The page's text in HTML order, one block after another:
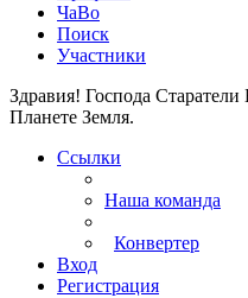
ЧаВо
Поиск
Участники
Здравия! Господа Старатели
Планете Земля.
Ссылки
Наша команда
Конвертер
Вход
Регистрация